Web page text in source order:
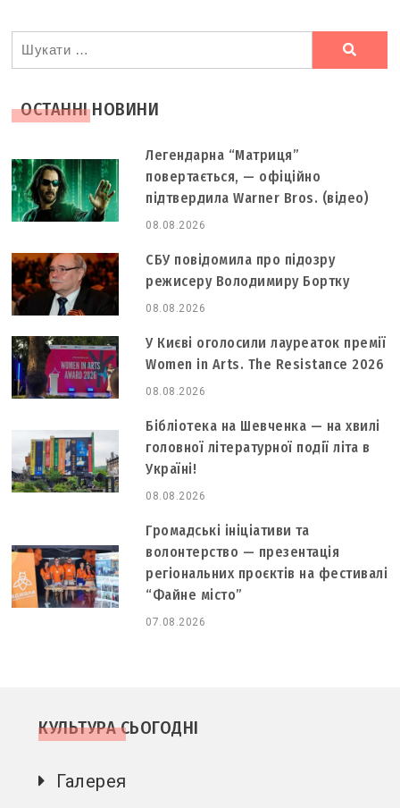
Ви
шукали
ОСТАННІ НОВИНИ
Легендарна “Матриця”
повертається, — офіційно
підтвердила Warner Bros. (відео)
08.08.2026
СБУ повідомила про підозру
режисеру Володимиру Бортку
08.08.2026
У Києві оголосили лауреаток премії
Women in Arts. The Resistance 2026
08.08.2026
Бібліотека на Шевченка — на хвилі
головної літературної події літа в
Україні!
08.08.2026
Громадські ініціативи та
волонтерство — презентація
регіональних проєктів на фестивалі
“Файне місто”
07.08.2026
КУЛЬТУРА СЬОГОДНІ
Галерея